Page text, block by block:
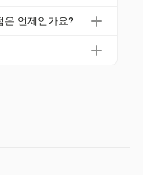
여 최대한의 만족
세와 간접비를 고
정을 고려할 수도
은 언제인가요?
점은 채용 제안을